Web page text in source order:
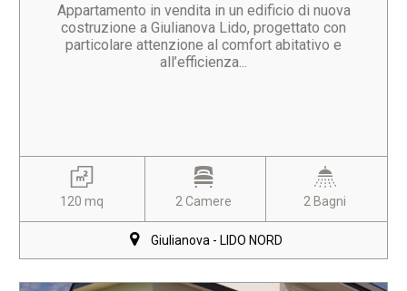
Appartamento in vendita in un edificio di nuova
costruzione a Giulianova Lido, progettato con
particolare attenzione al comfort abitativo e
all’efficienza...
120 mq 2 Camere 2 Bagni
Giulianova - LIDO NORD